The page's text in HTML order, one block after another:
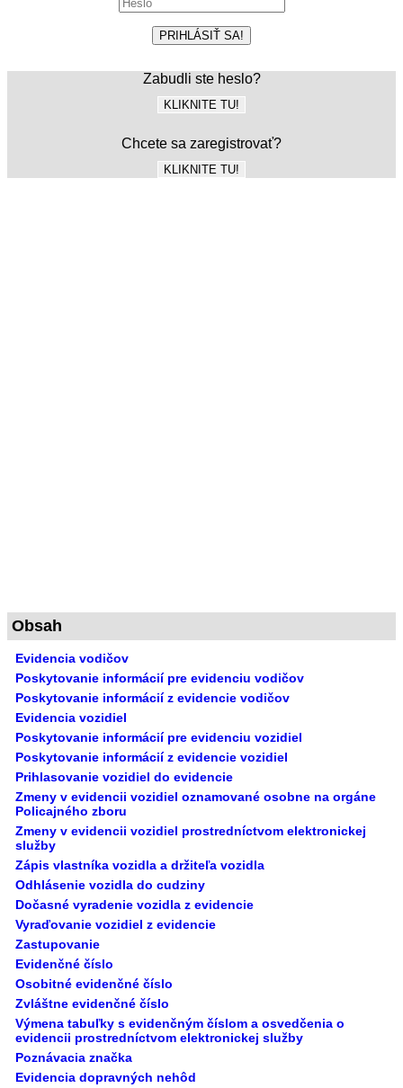
PRIHLÁSIŤ SA!
Zabudli ste heslo?
KLIKNITE TU!
Chcete sa zaregistrovať?
KLIKNITE TU!
Obsah
Evidencia vodičov
Poskytovanie informácií pre evidenciu vodičov
Poskytovanie informácií z evidencie vodičov
Evidencia vozidiel
Poskytovanie informácií pre evidenciu vozidiel
Poskytovanie informácií z evidencie vozidiel
Prihlasovanie vozidiel do evidencie
Zmeny v evidencii vozidiel oznamované osobne na orgáne
Policajného zboru
Zmeny v evidencii vozidiel prostredníctvom elektronickej
služby
Zápis vlastníka vozidla a držiteľa vozidla
Odhlásenie vozidla do cudziny
Dočasné vyradenie vozidla z evidencie
Vyraďovanie vozidiel z evidencie
Zastupovanie
Evidenčné číslo
Osobitné evidenčné číslo
Zvláštne evidenčné číslo
Výmena tabuľky s evidenčným číslom a osvedčenia o
evidencii prostredníctvom elektronickej služby
Poznávacia značka
Evidencia dopravných nehôd